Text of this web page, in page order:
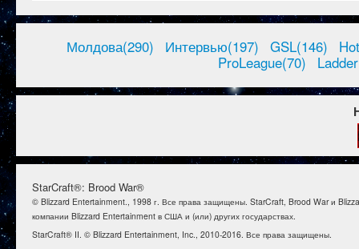
Молдова(290) Интервью(197) GSL(146)
ProLeague(70)
StarCraft®: Brood War®
© Blizzard Entertainment., 1998 г. Все права защищены. StarCraft, Brood War и
компании Blizzard Entertainment в США и (или) других государствах.
StarCraft® II. © Blizzard Entertainment, Inc., 2010-2016. Все права защищены.